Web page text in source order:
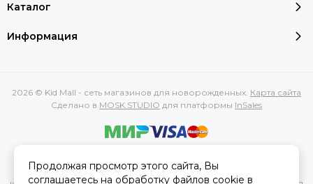
Каталог
Информация
2026 © Kid Mall - сеть магазинов для новорожденных. Карта сайта
Сделано в MOSK.STUDIO для платформы InSales
характеристик, стоимости товаров и услуг, носит
Продолжая просмотр этого сайта, Вы
соглашаетесь на обработку файлов cookie в